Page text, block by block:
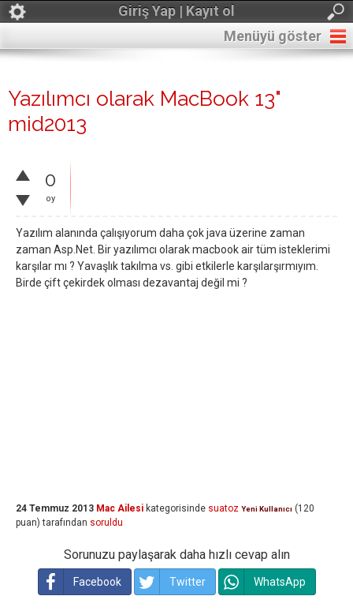
Giriş Yap | Kayıt ol
Menüyü göster
Yazılımcı olarak MacBook 13"
mid2013
0
oy
Yazılım alanında çalışıyorum daha çok java üzerine zaman
zaman Asp.Net. Bir yazılımcı olarak macbook air tüm isteklerimi
karşılar mı ? Yavaşlık takılma vs. gibi etkilerle karşılarşırmıyım.
Birde çift çekirdek olması dezavantaj değil mi ?
24 Temmuz 2013 Mac Ailesi kategorisinde suatoz Yeni Kullanıcı (120
puan) tarafından soruldu
Sorunuzu paylaşarak daha hızlı cevap alın
Facebook Twitter WhatsApp